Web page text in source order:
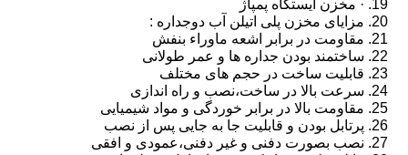
· مخزن ایستگاه پمپاژ
مزایای مخزن پلی اتیلن آب دوجداره :
مقاومت در برابر اشعه ماوراء بنفش
ساختمند بودن جداره ها و عمر طولانی
قابلیت ساخت در حجم های مختلف
سرعت بالا در ساخت،نصب و راه اندازی
مقاومت بالا در برابر خوردگی و مواد شیمیایی
پرتابل بودن و قابلیت جا به جایی پس از نصب
نصب بصورت دفنی و غیر دفنی،عمودی و افقی